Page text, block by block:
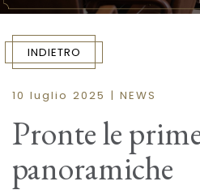
INDIETRO
10 luglio 2025 | NEWS
Pronte le
panoramiche